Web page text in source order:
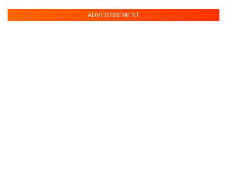
ADVERTISEMENT